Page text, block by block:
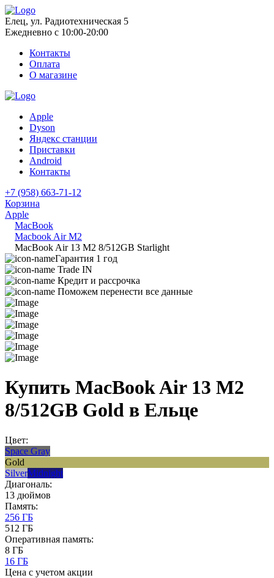
Елец, ул. Радиотехническая 5
Ежедневно с 10:00-20:00
Контакты
Оплата
О магазине
Apple
Dyson
Яндекс станции
Приставки
Android
Контакты
+7 (958) 663-71-12
Корзина
Apple
MacBook
Macbook Air M2
MacBook Air 13 M2 8/512GB Starlight
Гарантия 1 год
Trade IN
Кредит и рассрочка
Поможем перенести все данные
Купить MacBook Air 13 M2
8/512GB Gold в Ельце
Цвет:
Space Gray
Gold
SilverMidnight
Диагональ:
13 дюймов
Память:
256 ГБ
512 ГБ
Оперативная память:
8 ГБ
16 ГБ
Цена с учетом акции